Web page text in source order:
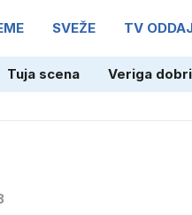
SVEŽE TV
Tuja scena Veriga